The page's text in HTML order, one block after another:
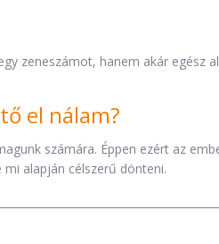
zeneszámot, hanem akár egész
el nálam?
számára. Éppen ezért az
alapján célszerű dönteni.